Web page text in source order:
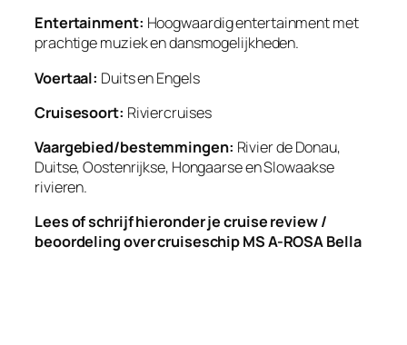
Entertainment: Hoogwaardig entertainment met
prachtige muziek en dansmogelijkheden.
Voertaal: Duits en Engels
Cruisesoort: Riviercruises
Vaargebied/bestemmingen: Rivier de Donau,
Duitse, Oostenrijkse, Hongaarse en Slowaakse
rivieren.
Lees of schrijf hieronder je cruise review /
beoordeling over cruiseschip MS A-ROSA Bella